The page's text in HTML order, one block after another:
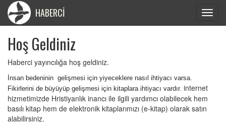
Toggle
HABERCİ
Hoş Geldiniz
Haberci yayıncılığa hoş geldiniz.
İnsan bedeninin gelişmesi için yiyeceklere nasıl ihtiyacı varsa.
Fikirlerini de büyüyüp gelişmesi için kitaplara ihtiyacı vardır. internet
hizmetimizde Hristiyanlık inancı ile ilgili yardımcı olabilecek hem
basılı kitap hem de elektronik kitaplarımızı (e-kitap) olarak satın
alabilirsiniz.